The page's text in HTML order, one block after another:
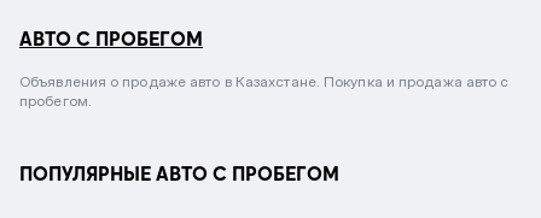
АВТО С ПРОБЕГОМ
Объявления о продаже авто в Казахстане. Покупка и продажа авто с
пробегом.
ПОПУЛЯРНЫЕ АВТО С ПРОБЕГОМ